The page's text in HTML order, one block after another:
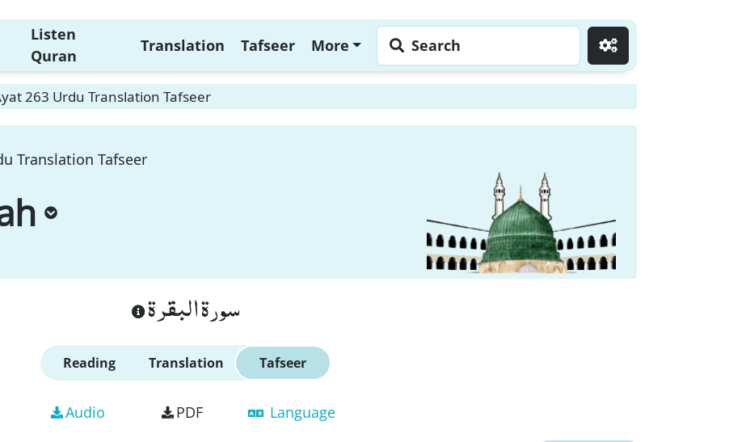
Listen
Quran
Translation Tafseer More Search
263 Urdu Translation Tafseer
Translation Tafseer
سورة البقرة
Reading Translation Tafseer
Audio PDF Language